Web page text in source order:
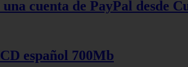
cuenta de PayPal desde
español 700Mb